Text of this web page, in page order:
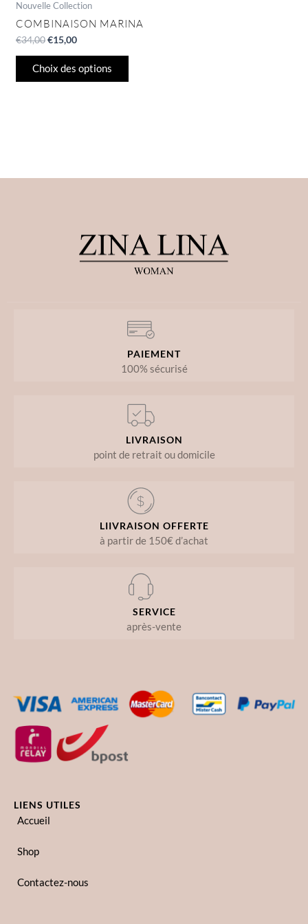
Nouvelle Collection
COMBINAISON MARINA
€34,00€15,00
Choix des options
du
PAIEMENT
100% sécurisé
LIVRAISON
point de retrait ou domicile
LIIVRAISON OFFERTE
à partir de 150€ d’achat
SERVICE
après-vente
LIENS UTILES
Accueil
Shop
Contactez-nous